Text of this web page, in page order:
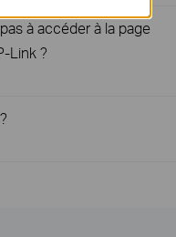
à accéder à la page
Link ?